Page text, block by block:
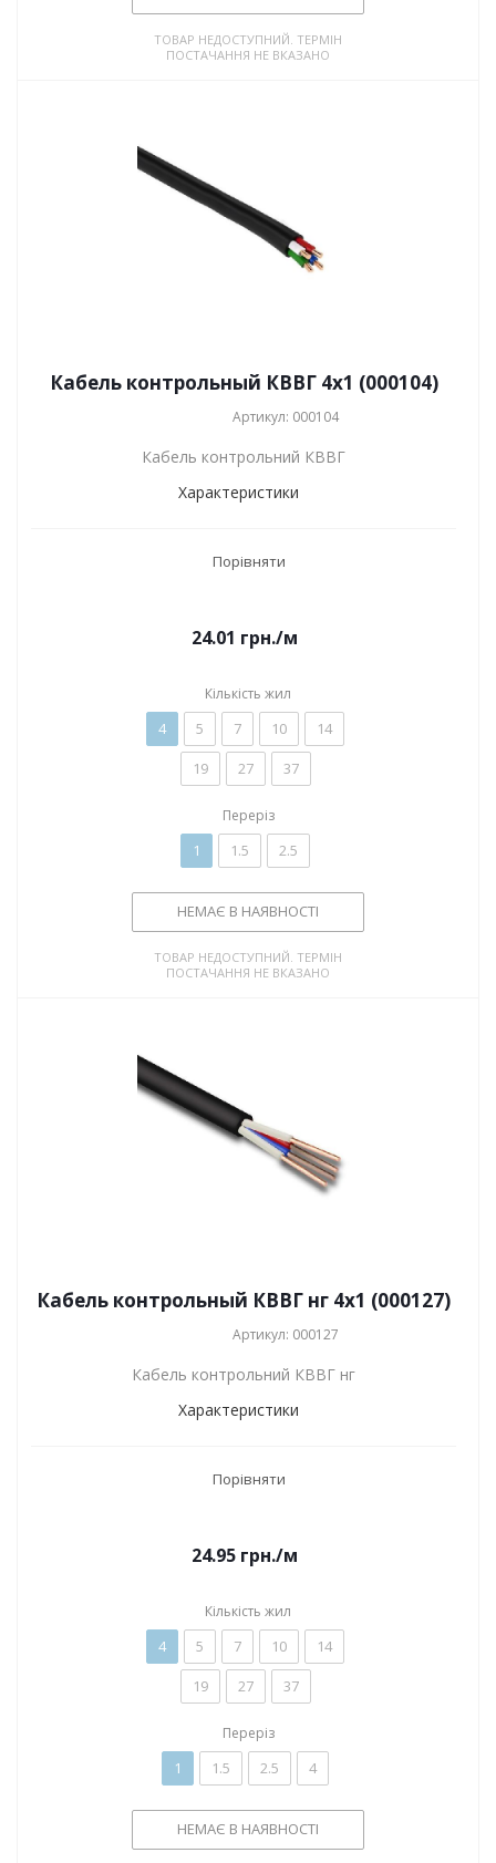
ТОВАР НЕДОСТУПНИЙ. ТЕРМІН
ПОСТАЧАННЯ НЕ ВКАЗАНО
Кабель контрольный КВВГ 4x1 (000104)
Артикул: 000104
Кабель контрольний КВВГ
Характеристики
Порівняти
24.01 грн./м
Кількість жил
4 5 7 10
14
19
27 37
Переріз
1 1.5 2.5
НЕМАЄ В НАЯВНОСТІ
ТОВАР НЕДОСТУПНИЙ. ТЕРМІН
ПОСТАЧАННЯ НЕ ВКАЗАНО
Кабель контрольный КВВГ нг 4x1 (000127)
Артикул: 000127
Кабель контрольний КВВГ нг
Характеристики
Порівняти
24.95грн./м
Кількість жил
4 5 7 10
14
19
27 37
Переріз
1 1.5 2.5 4
НЕМАЄ В НАЯВНОСТІ